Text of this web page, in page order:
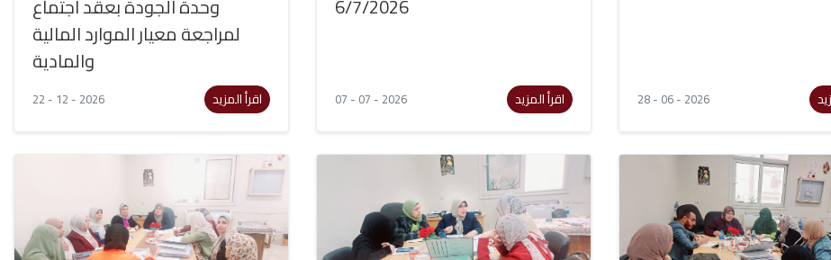
وحدة الجودة بعقد اجتماع
لمراجعة معيار الموارد المالية
والمادية
22 - 12 - 2026 اقرأ المزيد
6/7/2026
07 - 07 - 2026 اقرأ المزيد 28 - 06 - 2026